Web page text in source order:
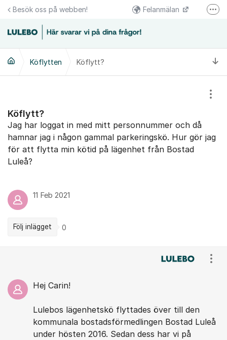
Hoppa till innehåll
Besök oss på webben! Felanmälan
Följs oss på Facebook
Växel 0920-23 67 00
Kundcenter 0920-23 67 30
Köflytten Köflytt?
Köflytt?
Jag har loggat in med mitt personnummer och då
hamnar jag i någon gammal parkeringskö. Hur gör jag
för att flytta min kötid på lägenhet från Bostad
Luleå?
11 Feb 2021
Följ inlägget 0
Hej Carin!
Lulebos lägenhetskö flyttades över till den
kommunala bostadsförmedlingen Bostad Luleå
under hösten 2016. Sedan dess har vi på